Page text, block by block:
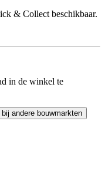
& Collect beschikbaar.
in de winkel te
andere bouwmarkten